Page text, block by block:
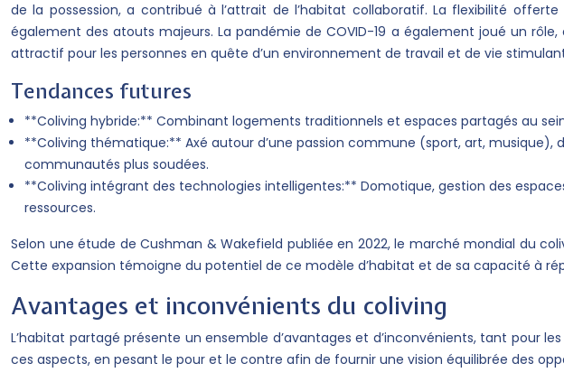
de la possession, a contribué à l’attrait de l’habitat collaboratif. La flexibilité
également des atouts majeurs. La pandémie de COVID-19 a également joué un
attractif pour les personnes en quête d’un environnement de travail et de vie
Tendances futures
**Coliving hybride:** Combinant logements traditionnels et espaces partagés au
**Coliving thématique:** Axé autour d’une passion commune (sport, art,
communautés plus soudées.
**Coliving intégrant des technologies intelligentes:** Domotique, gestion des
ressources.
Selon une étude de Cushman & Wakefield publiée en 2022, le marché mondial du
Cette expansion témoigne du potentiel de ce modèle d’habitat et de sa capacité à
Avantages et inconvénients du coliving
L’habitat partagé présente un ensemble d’avantages et d’inconvénients, tant pour
ces aspects, en pesant le pour et le contre afin de fournir une vision équilibrée des